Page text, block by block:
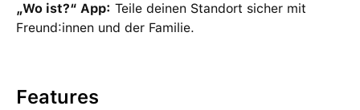
„Wo ist?“ App: Teile deinen Standort sicher mit
Freund:innen und der Familie.
Features